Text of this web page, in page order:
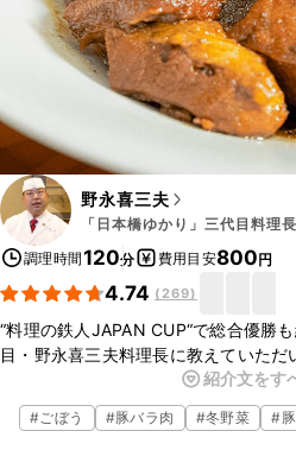
野永喜三夫
「日本橋ゆかり」三代目料理長
調理時間120分 費用目安800円
4.74 (269)
“料理の鉄人JAPAN CUP“で総合優勝
目・野永喜三夫料理長に教えていた
す。少ない調味料で煮こんでいくので
だけますよ。ぜひ作ってみてください
紹介文をす
#ごぼう #豚バラ肉 #冬野菜 #